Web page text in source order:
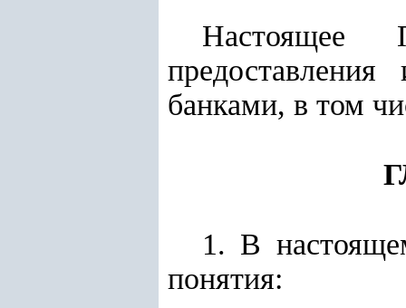
Настоящее
банками, в том
1. В
понятия: